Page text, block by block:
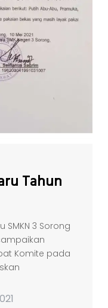
Tahun
3 Sorong
Komite pada